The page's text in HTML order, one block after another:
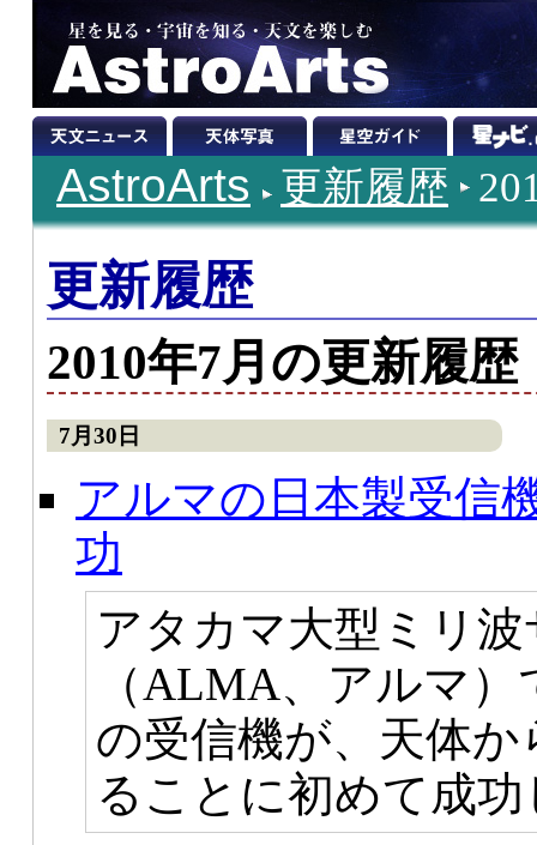
AstroArts 更新履歴
更新履歴
2010年7月の更新履歴
7月30日
アルマの日本製受信
功
アタカマ大型ミリ
（ALMA、アルマ
の受信機が、天体
ることに初めて成